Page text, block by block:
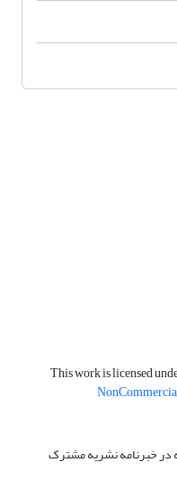
This work is licensed
در خبرنامه نشریه مشترک